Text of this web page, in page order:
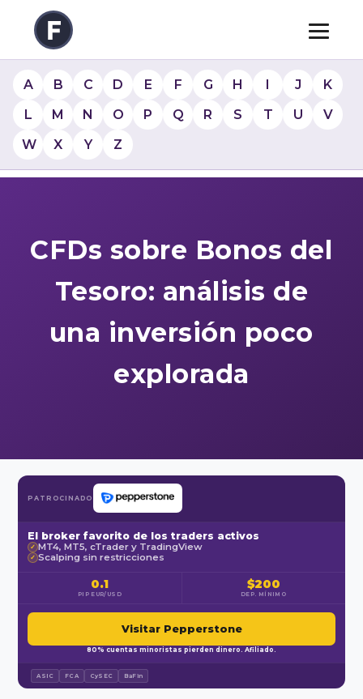
A B C D E F G H I J
K
L
M N O P Q R S T U
V
W
X Y Z
CFDs sobre Bonos del
Tesoro: análisis de
una inversión poco
explorada
PATROCINADO
El broker favorito de los traders activos
✓ MT4, MT5, cTrader y TradingView
✓ Scalping sin restricciones
0.1
PIP EUR/USD
$200
DEP. MÍNIMO
Visitar Pepperstone
80% cuentas minoristas pierden dinero. Afiliado.
ASIC FCA CySEC BaFin